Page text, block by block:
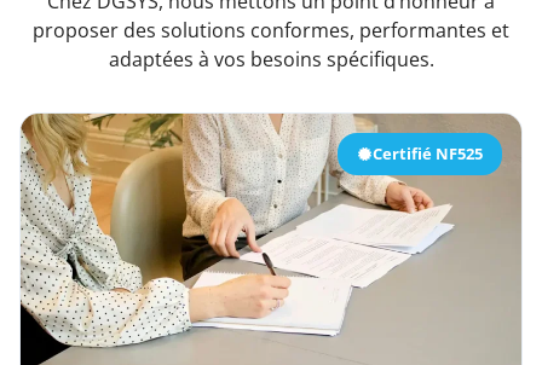
proposer des solutions conformes, performantes et
adaptées à vos besoins spécifiques.
Certifié NF525